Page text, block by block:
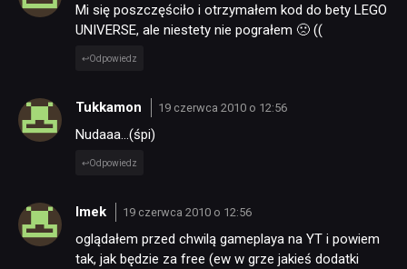
Mi się poszczęściło i otrzymałem kod do bety LEGO
UNIVERSE, ale niestety nie pograłem 🙁 ((
Odpowiedz
Tukkamon 19 czerwca 2010 o 12:56
Nudaaa…(śpi)
Odpowiedz
Imek 19 czerwca 2010 o 12:56
oglądałem przed chwilą gameplaya na YT i powiem
tak, jak będzie za free (ew w grze jakieś dodatki